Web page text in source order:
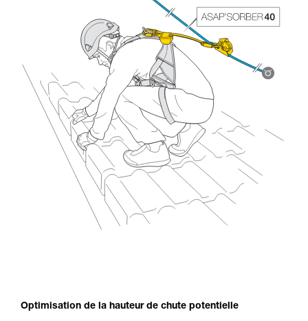
Optimisation de la hauteur de chute potentielle